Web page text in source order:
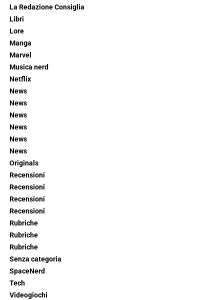
La Redazione Consiglia
Libri
Lore
Manga
Marvel
Musica nerd
Netflix
News
News
News
News
News
News
Originals
Recensioni
Recensioni
Recensioni
Recensioni
Rubriche
Rubriche
Rubriche
Senza categoria
SpaceNerd
Tech
Videogiochi